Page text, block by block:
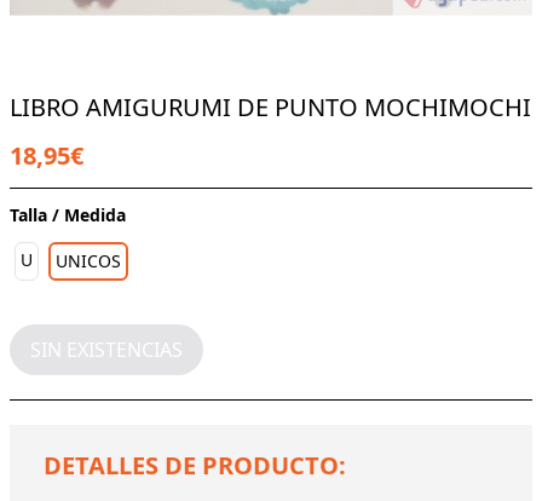
LIBRO AMIGURUMI DE PUNTO MOCHIMOCHI
18,95€
Talla / Medida
U
UNICOS
SIN EXISTENCIAS
DETALLES DE PRODUCTO: